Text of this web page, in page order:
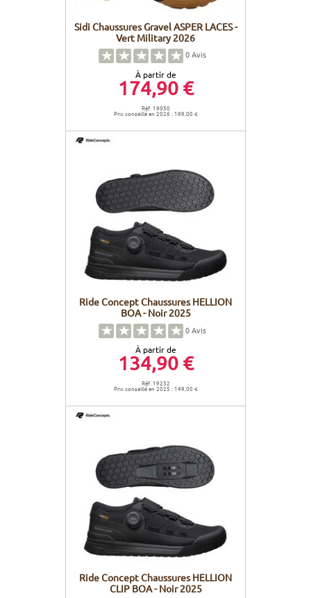
Sidi Chaussures Gravel ASPER LACES -
Vert Military 2026
0Avis
À partir de
174,90 €
Réf. 19050
Prix conseillé en 2026 : 189,00 €
Ride Concept Chaussures HELLION
BOA - Noir 2025
0Avis
À partir de
134,90 €
Réf. 19232
Prix conseillé en 2025 : 149,00 €
Ride Concept Chaussures HELLION
CLIP BOA - Noir 2025